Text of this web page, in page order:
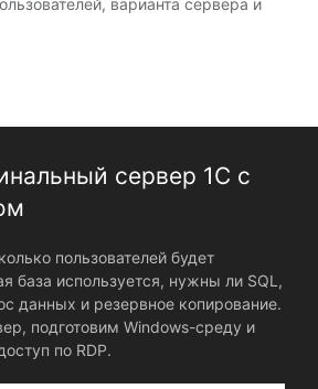
варианта сервера и
сервер 1С с
пользователей будет
база используется, нужны ли SQL,
данных и резервное копирование.
подготовим Windows-среду и
по RDP.